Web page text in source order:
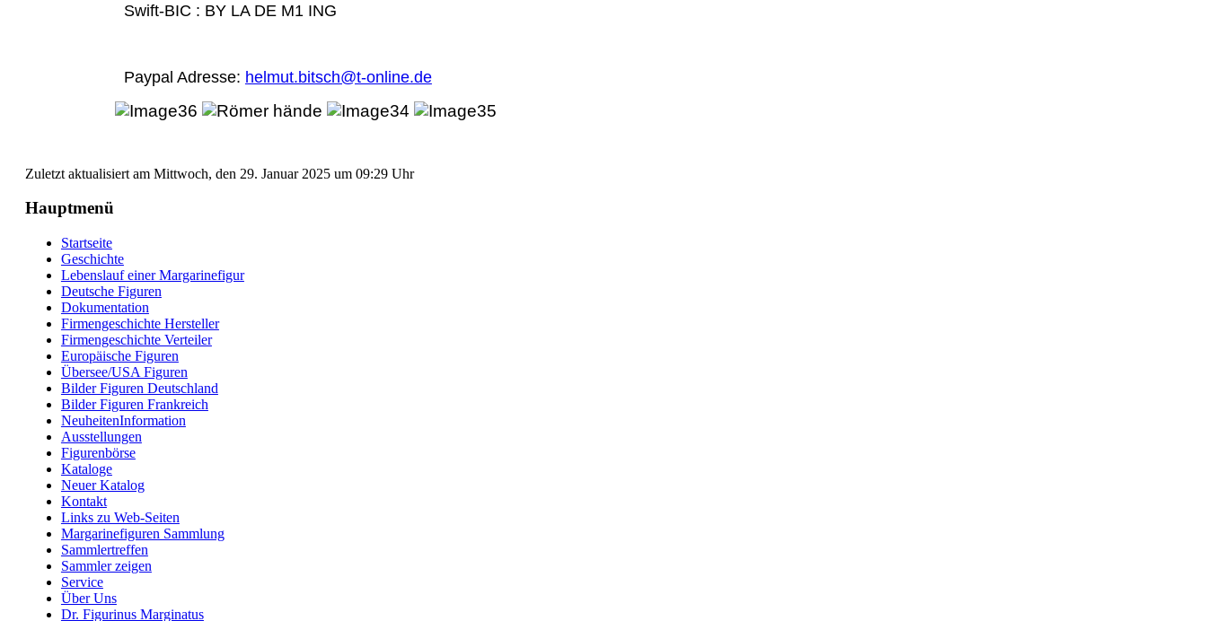
Swift-BIC : BY LA DE M1 ING
Paypal Adresse: helmut.bitsch@t-online.de
Zuletzt aktualisiert am Mittwoch, den 29. Januar 2025 um 09:29 Uhr
Hauptmenü
Startseite
Geschichte
Lebenslauf einer Margarinefigur
Deutsche Figuren
Dokumentation
Firmengeschichte Hersteller
Firmengeschichte Verteiler
Europäische Figuren
Übersee/USA Figuren
Bilder Figuren Deutschland
Bilder Figuren Frankreich
NeuheitenInformation
Ausstellungen
Figurenbörse
Kataloge
Neuer Katalog
Kontakt
Links zu Web-Seiten
Margarinefiguren Sammlung
Sammlertreffen
Sammler zeigen
Service
Über Uns
Dr. Figurinus Marginatus